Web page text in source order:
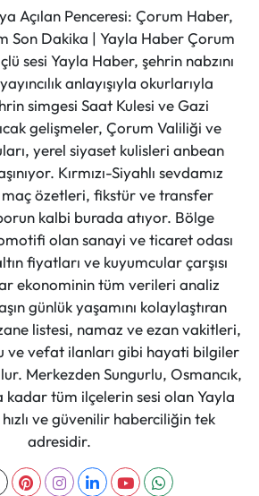
Açılan Penceresi: Çorum Haber,
Son Dakika | Yayla Haber Çorum
sesi Yayla Haber, şehrin nabzını
anlayışıyla okurlarıyla
simgesi Saat Kulesi ve Gazi
gelişmeler, Çorum Valiliği ve
yerel siyaset kulisleri anbean
Kırmızı-Siyahlı sevdamız
maç özetleri, fikstür ve transfer
kalbi burada atıyor. Bölge
olan sanayi ve ticaret odası
fiyatları ve kuyumcular çarşısı
ekonominin tüm verileri analiz
günlük yaşamını kolaylaştıran
listesi, namaz ve ezan vakitleri,
ve vefat ilanları gibi hayati bilgiler
Merkezden Sungurlu, Osmancık,
kadar tüm ilçelerin sesi olan Yayla
ve güvenilir haberciliğin tek
adresidir.